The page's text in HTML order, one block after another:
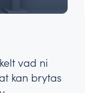
vad ni
kan brytas